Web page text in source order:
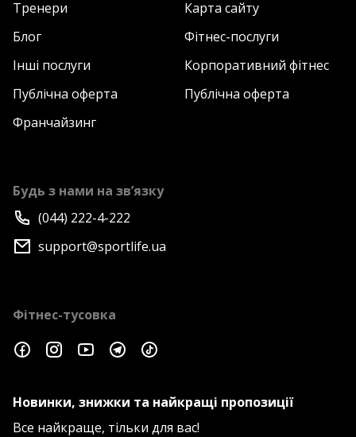
Тренери
Карта сайту
Блог
Фітнес-послуги
Інші послуги
Корпоративний фітнес
Публічна оферта
Публічна оферта
Франчайзинг
Будь з нами на зв’язку
(044) 222-4-222
support@sportlife.ua
Фітнес-тусовка
Новинки, знижки та найкращі пропозиції
Все найкраще, тільки для вас!